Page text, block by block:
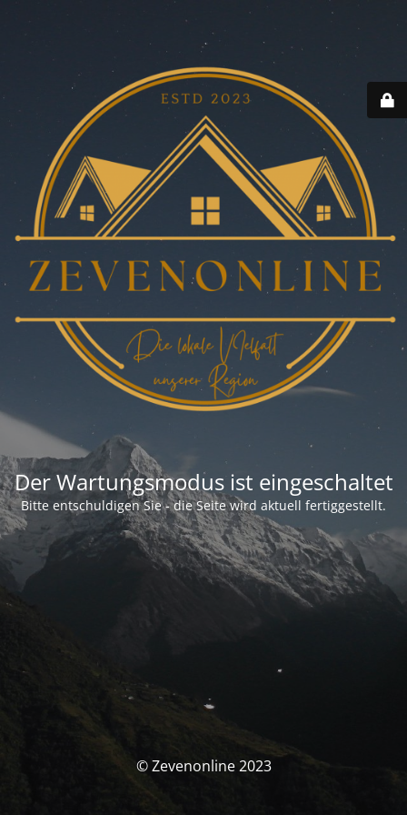
Der Wartungsmodus ist eingeschaltet
Bitte entschuldigen Sie - die Seite wird aktuell fertiggestellt.
© Zevenonline 2023